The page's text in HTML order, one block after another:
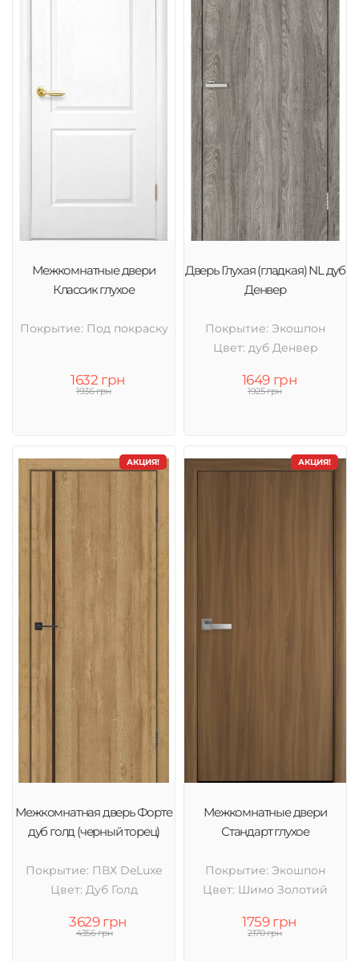
Межкомнатные двери
Классик глухое
Покрытие: Под покраску
1632 грн
1936 грн
Дверь Глухая (гладкая) NL дуб
Денвер
Покрытие: Экошпон
Цвет: дуб Денвер
1649 грн
1925 грн
АКЦИЯ!
Межкомнатная дверь Форте
дуб голд (черный торец)
Покрытие: ПВХ DeLuxe
Цвет: Дуб Голд
3629 грн
4356 грн
АКЦИЯ!
Межкомнатные двери
Стандарт глухое
Покрытие: Экошпон
Цвет: Шимо Золотий
1759 грн
2170 грн